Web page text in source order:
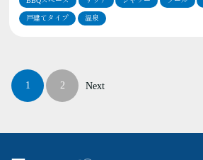
戸建てタイプ 温泉
1 2 Next